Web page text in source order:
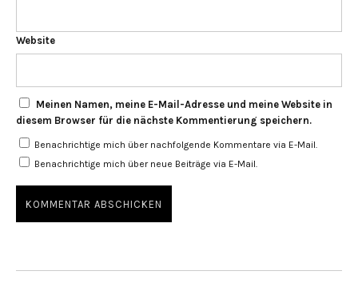
Website
Meinen Namen, meine E-Mail-Adresse und meine Website in
diesem Browser für die nächste Kommentierung speichern.
Benachrichtige mich über nachfolgende Kommentare via E-Mail.
Benachrichtige mich über neue Beiträge via E-Mail.